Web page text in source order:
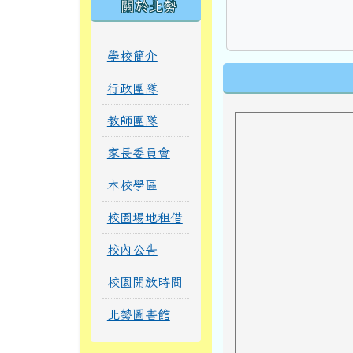
關於北勢
學校簡介
行政團隊
教師團隊
家長委員會
本校學區
校園場地租借
校內公告
校園開放時間
北勢圖書館
下中區域